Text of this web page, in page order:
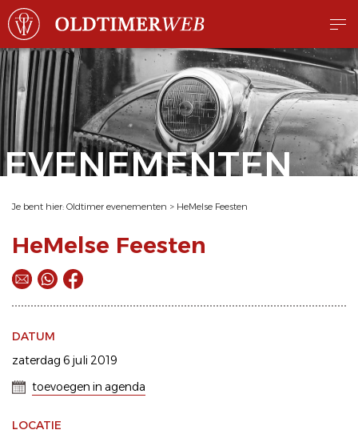
EVENEMENTEN
Je bent hier: Oldtimer evenementen > HeMelse Feesten
HeMelse Feesten
DATUM
zaterdag 6 juli 2019
toevoegen in agenda
LOCATIE